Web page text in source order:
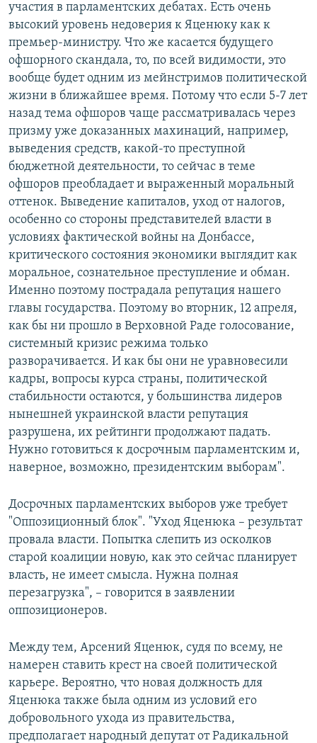
участия в парламентских дебатах. Есть очень
высокий уровень недоверия к Яценюку как к
премьер-министру. Что же касается будущего
офшорного скандала, то, по всей видимости, это
вообще будет одним из мейнстримов политической
жизни в ближайшее время. Потому что если 5-7 лет
назад тема офшоров чаще рассматривалась через
призму уже доказанных махинаций, например,
выведения средств, какой-то преступной
бюджетной деятельности, то сейчас в теме
офшоров преобладает и выраженный моральный
оттенок. Выведение капиталов, уход от налогов,
особенно со стороны представителей власти в
условиях фактической войны на Донбассе,
критического состояния экономики выглядит как
моральное, сознательное преступление и обман.
Именно поэтому пострадала репутация нашего
главы государства. Поэтому во вторник, 12 апреля,
как бы ни прошло в Верховной Раде голосование,
системный кризис режима только
разворачивается. И как бы они не уравновесили
кадры, вопросы курса страны, политической
стабильности остаются, у большинства лидеров
нынешней украинской власти репутация
разрушена, их рейтинги продолжают падать.
Нужно готовиться к досрочным парламентским и,
наверное, возможно, президентским выборам".
Досрочных парламентских выборов уже требует
"Оппозиционный блок". "Уход Яценюка – результат
провала власти. Попытка слепить из осколков
старой коалиции новую, как это сейчас планирует
власть, не имеет смысла. Нужна полная
перезагрузка", – говорится в заявлении
оппозиционеров.
Между тем, Арсений Яценюк, судя по всему, не
намерен ставить крест на своей политической
карьере. Вероятно, что новая должность для
Яценюка также была одним из условий его
добровольного ухода из правительства,
предполагает народный депутат от Радикальной